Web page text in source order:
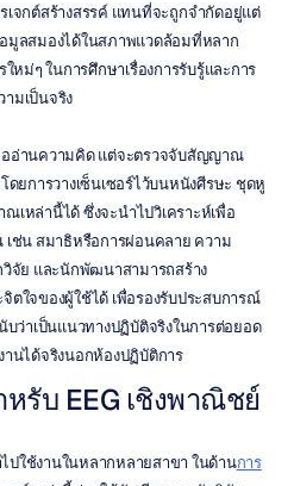
จกต์สร้างสรรค์ แทนที่จะถูกจำกัดอยู่แต่
มูลสมองได้ในสภาพแวดล้อมที่หลาก
หม่ๆ ในการศึกษาเรื่องการรับรู้และการ
มเป็นจริง
อ่านความคิด แต่จะตรวจจับสัญญาณ
ยการวางเซ็นเซอร์ไว้บนหนังศีรษะ ชุดหู
หล่านี้ได้ ซึ่งจะนำไปวิเคราะห์เพื่อ
เช่น สมาธิหรือการผ่อนคลาย ความ
จัย และนักพัฒนาสามารถสร้าง
ใจของผู้ใช้ได้ เพื่อรองรับประสบการณ์
ว่าเป็นแนวทางปฏิบัติจริงในการต่อยอด
นได้จริงนอกห้องปฏิบัติการ
รับ EEG เชิงพาณิชย์
ใช้งานในหลากหลายสาขา ในด้านการ